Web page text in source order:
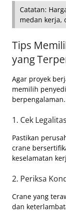
Catatan:
medan kerja,
Tips
yang
Agar proyek
memilih
1. Cek
Pastikan
crane
keselamatan
2. Periksa
Crane yang
dan